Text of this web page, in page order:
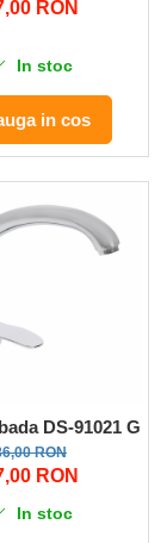
RON
In stoc
in cos
Fermier
DS-91021 GF-
RON
RON
In stoc